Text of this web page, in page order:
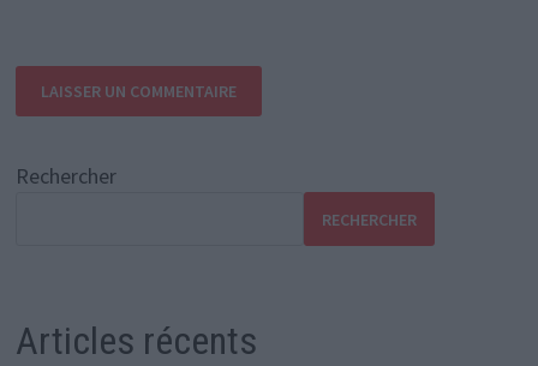
Rechercher
RECHERCHER
Articles récents